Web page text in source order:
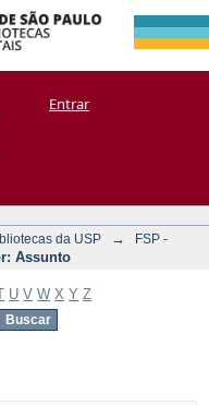
CoriscoEntrar
da USP →
FSP -
Assunto
U V W X Y Z